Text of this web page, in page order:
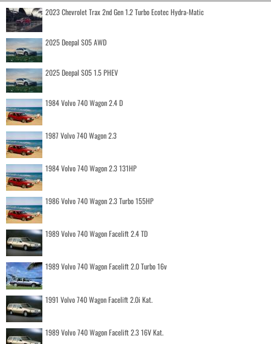
2023 Chevrolet Trax 2nd Gen 1.2 Turbo Ecotec Hydra-Matic
2025 Deepal S05 AWD
2025 Deepal S05 1.5 PHEV
1984 Volvo 740 Wagon 2.4 D
1987 Volvo 740 Wagon 2.3
1984 Volvo 740 Wagon 2.3 131HP
1986 Volvo 740 Wagon 2.3 Turbo 155HP
1989 Volvo 740 Wagon Facelift 2.4 TD
1989 Volvo 740 Wagon Facelift 2.0 Turbo 16v
1991 Volvo 740 Wagon Facelift 2.0i Kat.
1989 Volvo 740 Wagon Facelift 2.3 16V Kat.